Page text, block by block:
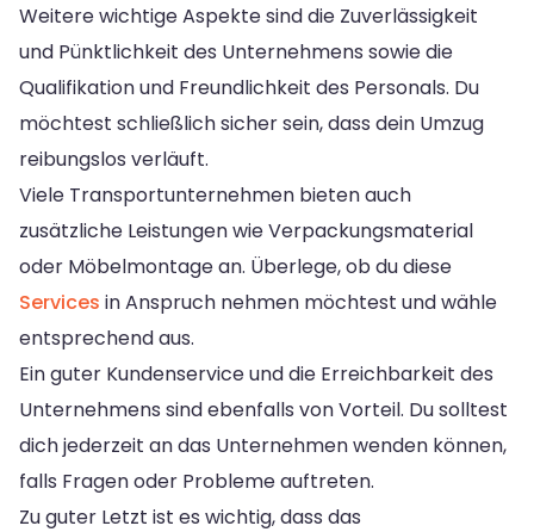
Weitere wichtige Aspekte sind die Zuverlässigkeit
und Pünktlichkeit des Unternehmens sowie die
Qualifikation und Freundlichkeit des Personals. Du
möchtest schließlich sicher sein, dass dein Umzug
reibungslos verläuft.
Viele Transportunternehmen bieten auch
zusätzliche Leistungen wie Verpackungsmaterial
oder Möbelmontage an. Überlege, ob du diese
Services in Anspruch nehmen möchtest und wähle
entsprechend aus.
Ein guter Kundenservice und die Erreichbarkeit des
Unternehmens sind ebenfalls von Vorteil. Du solltest
dich jederzeit an das Unternehmen wenden können,
falls Fragen oder Probleme auftreten.
Zu guter Letzt ist es wichtig, dass das